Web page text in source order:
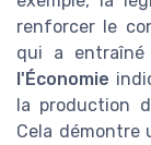
renforcer le
qui a
l'Économie
la production
Cela démontre